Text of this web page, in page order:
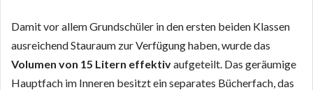
Damit vor allem Grundschüler in den ersten beiden Klassen
ausreichend Stauraum zur Verfügung haben, wurde das
Volumen von 15 Litern effektivaufgeteilt. Das geräumige
Hauptfach im Inneren besitzt ein separates Bücherfach, das